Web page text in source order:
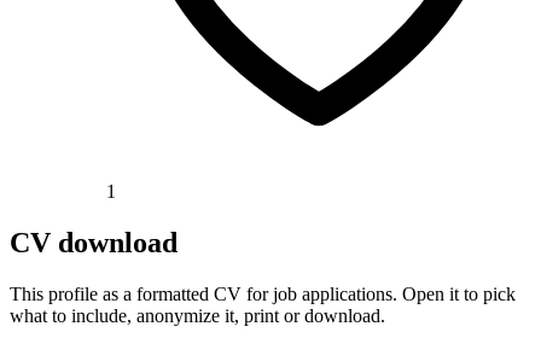
1
CV download
This profile as a formatted CV for job applications. Open it to pick
what to include, anonymize it, print or download.